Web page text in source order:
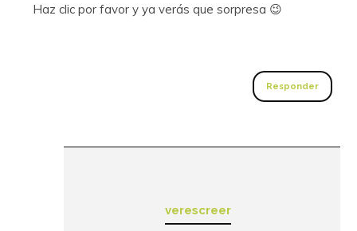
Haz clic por favor y ya verás que sorpresa 😉
Responder
verescreer